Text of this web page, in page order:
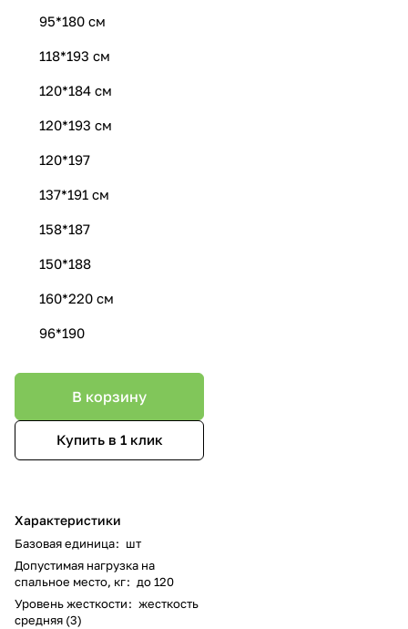
95*180 см
118*193 см
120*184 см
120*193 см
120*197
137*191 см
158*187
150*188
160*220 см
96*190
В корзину
Купить в 1 клик
Характеристики
Базовая единица: шт
Допустимая нагрузка на
спальное место, кг: до 120
Уровень жесткости: жесткость
средняя (3)